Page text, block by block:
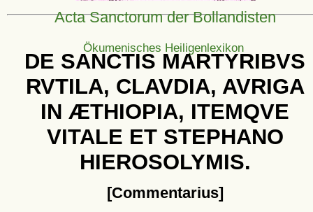
Acta Sanctorum der Bollandisten
DE SANCTIS MARTYRIBVS
RVTILA, CLAVDIA, AVRIGA
IN ÆTHIOPIA, ITEMQVE
VITALE ET STEPHANO
HIEROSOLYMIS.
[Commentarius]
Ökumenisches Heiligenlexikon